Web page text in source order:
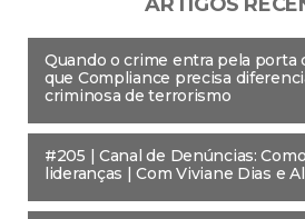
Quando o crime entra pela porta
que Compliance precisa
criminosa de terrorismo
#205 | Canal de Denúncias:
lideranças | Com Viviane Dias e